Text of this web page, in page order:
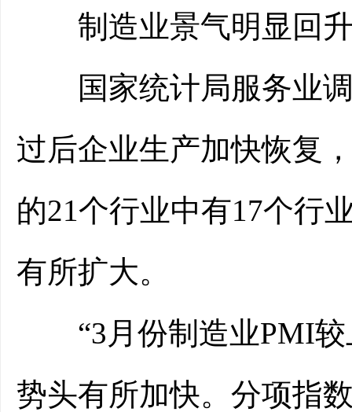
制造业景气明显回
国家统计局服务业调
过后企业生产加快恢复
的21个行业中有17个行
有所扩大。
“3月份制造业PMI较
势头有所加快。分项指